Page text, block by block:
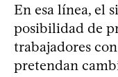
En esa línea, el
posibilidad de
trabajadores
pretendan